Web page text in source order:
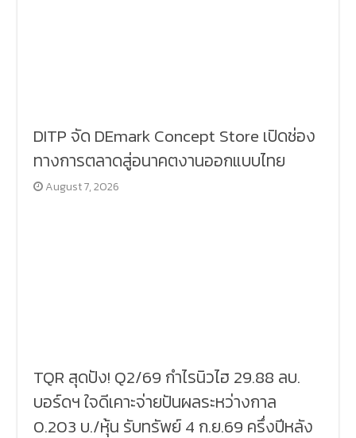
DITP จัด DEmark Concept Store เปิดช่อง
ทางการตลาดสู่อนาคตงานออกแบบไทย
August 7, 2026
TQR สุดปัง! Q2/69 กำไรนิวไฮ 29.88 ลบ.
บอร์ดฯ ใจดีเคาะจ่ายปันผลระหว่างกาล
0.203 บ./หุ้น รับทรัพย์ 4 ก.ย.69 ครึ่งปีหลัง